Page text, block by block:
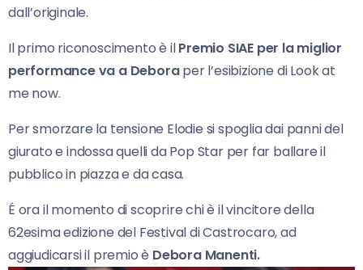
dall’originale.
Il primo riconoscimento è ilPremio SIAE per la miglior
performance va a Deboraper l’esibizione di Look at
me now.
Per smorzare la tensione Elodie si spoglia dai panni del
giurato e indossa quelli da Pop Star per far ballare il
pubblico in piazza e da casa.
É ora il momento di scoprire chi è il vincitore della
62esima edizione del Festival di Castrocaro, ad
aggiudicarsi il premio è Debora Manenti.